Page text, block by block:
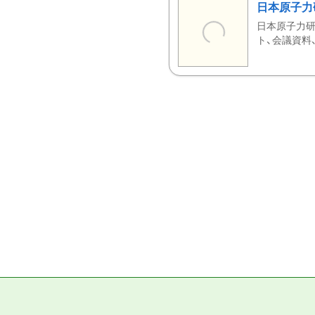
日本原子
日本原子力
ト、会議資